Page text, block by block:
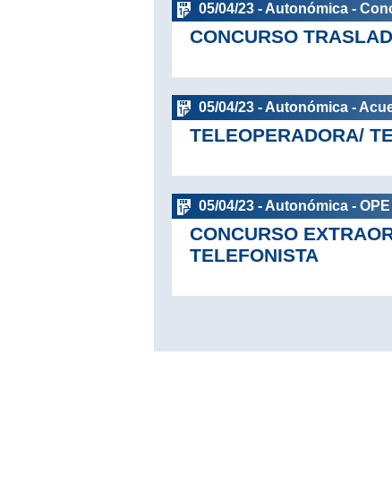
05/04/23 - Autonómica -
CONCURSO
05/04/23 - Autonómica -
TELEOPERADORA/
05/04/23 - Autonómica - OPE
CONCURSO
TELEFONISTA